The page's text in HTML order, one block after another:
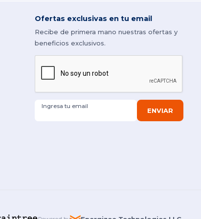
Ofertas exclusivas en tu email
Recibe de primera mano nuestras ofertas y
beneficios exclusivos.
Ingresa tu email
ENVIAR